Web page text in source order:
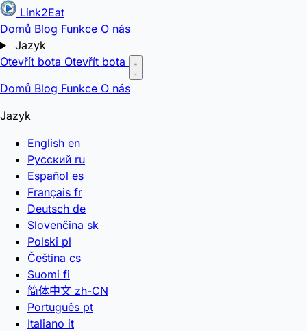
Link2Eat
Domů Blog Funkce O nás
Jazyk
Otevřít bota Otevřít bota
Domů Blog Funkce O nás
Jazyk
English en
Русский ru
Español es
Français fr
Deutsch de
Slovenčina sk
Polski pl
Čeština cs
Suomi fi
简体中文 zh-CN
Português pt
Italiano it